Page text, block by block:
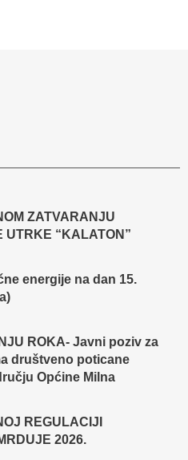
ZATVARANJU
UTRKE “KALATON”
energije na dan 15.
ROKA- Javni poziv za
društveno poticane
Općine Milna
REGULACIJI
2026.